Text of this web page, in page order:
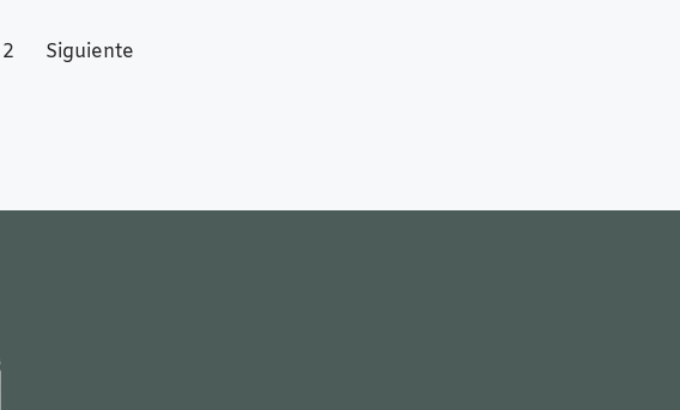
2 Siguiente